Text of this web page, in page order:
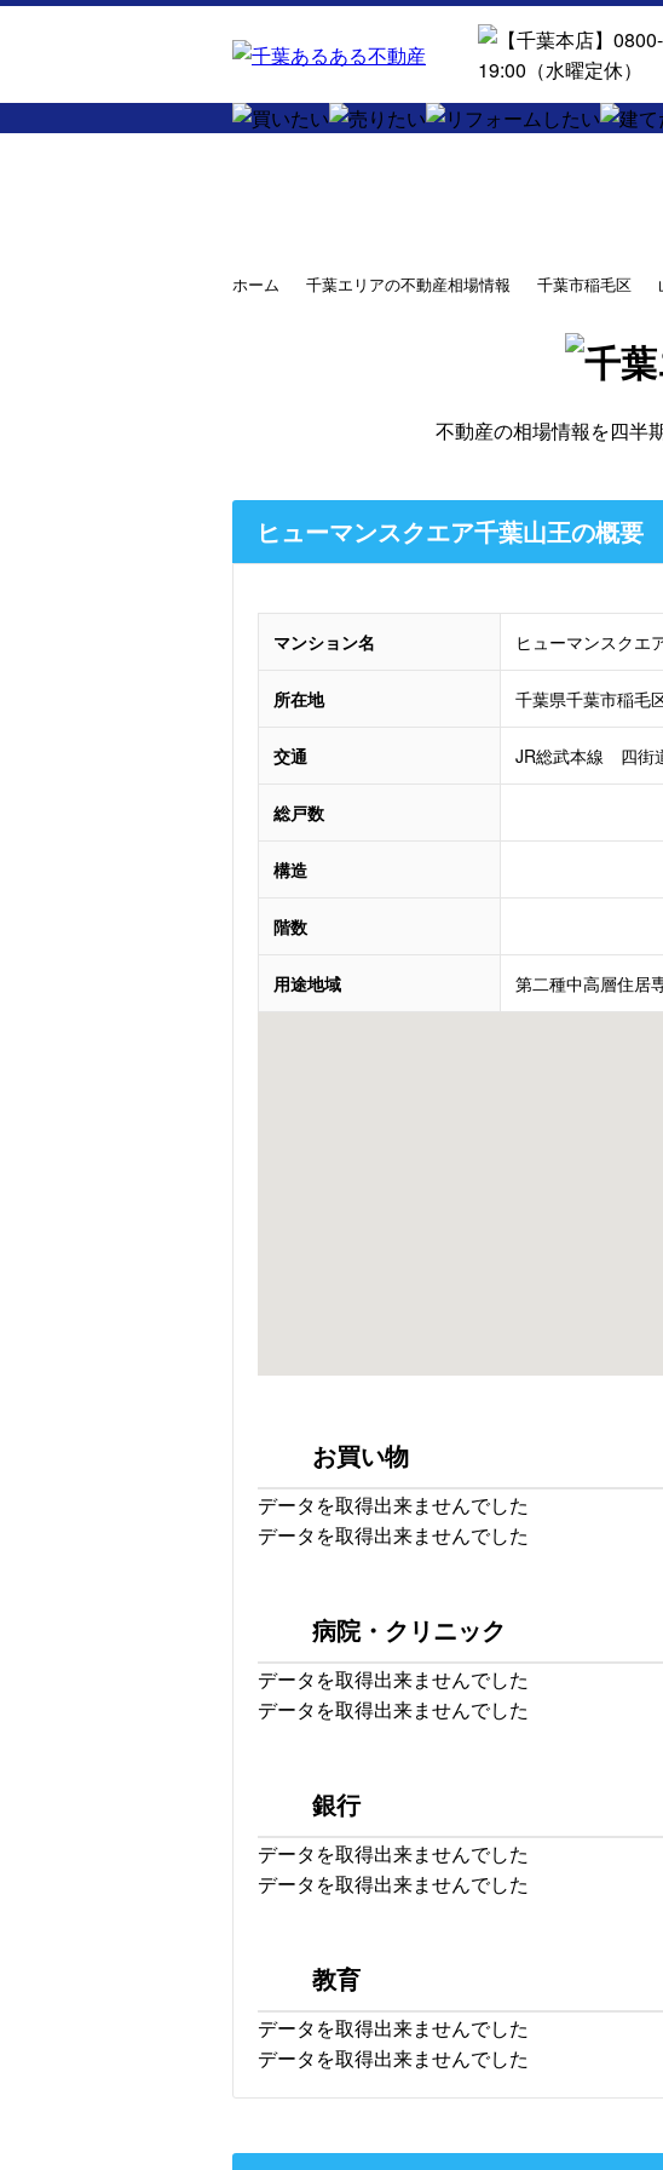
ホーム 千葉エリアの不動産相場情報 千葉市稲毛区
不動産の相場情報を四半
ヒューマンスクエア千葉山王の概要
マンション名 ヒューマンスクエ
所在地 千葉県千葉市稲毛
交通 JR総武本線 四街
総戸数
構造
階数
用途地域 第二種中高層住居
お買い物
データを取得出来ませんでした
データを取得出来ませんでした
病院・クリニック
データを取得出来ませんでした
データを取得出来ませんでした
銀行
データを取得出来ませんでした
データを取得出来ませんでした
教育
データを取得出来ませんでした
データを取得出来ませんでした